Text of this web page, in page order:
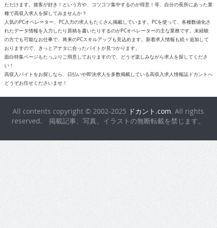
ただけます。接客が好き！という方や、コツコツ集中するのが得意！等、自分の長所にあった業
種で高収入求人を探してみませんか？
人気のPCオペレーター、PC入力の求人もたくさん掲載しています。PCを使って、各種数値化さ
れたデータ情報を入力したり原稿を書いたりするのがPCオペレーターの主な業務です。未経験
の方でも可能なお仕事で、将来のPCスキルアップも見込めます。新着求人情報も続々追加して
おりますので、きっとアナタに合ったバイトが見つかります。
面白特集ページもたっぷりご用意しておりますので、どうぞ楽しみながら求人を探してくださ
い！
高収入バイトをお探しなら、日払いや即決求人を多数掲載している高収入求人情報誌ドカントへ
どうぞお任せくださいませ！
All contents copyright © 2002-2025 ドカント.com. All rights
reserved. 掲載記事、写真、イラストの無断転載を禁じます。